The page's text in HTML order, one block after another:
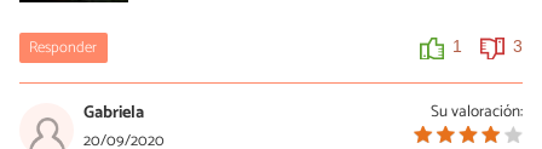
Responder 1 3
Su valoración:
Gabriela
20/09/2020